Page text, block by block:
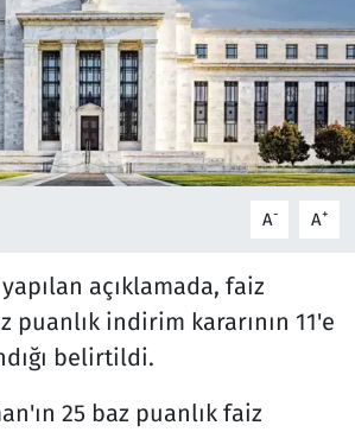
A- A+
açıklamada, faiz
puanlık indirim kararının 11'e
belirtildi.
25 baz puanlık faiz
Bilim